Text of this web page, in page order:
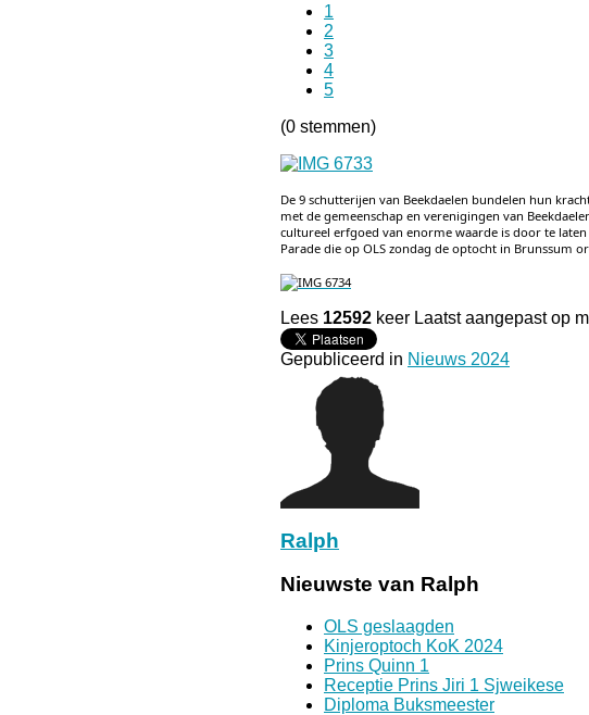
1
2
3
4
5
(0 stemmen)
De 9 schutterijen van Beekdaelen bundelen hun
met de gemeenschap en verenigingen van
cultureel erfgoed van enorme waarde is door te
Parade die op OLS zondag de optocht in Brunssum
Lees 12592 keer Laatst aangepast op
Gepubliceerd in Nieuws 2024
Ralph
Nieuwste van Ralph
OLS geslaagden
Kinjeroptoch KoK 2024
Prins Quinn 1
Receptie Prins Jiri 1 Sjweikese
Diploma Buksmeester